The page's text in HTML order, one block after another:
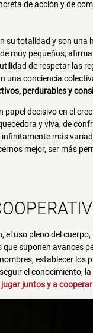
de acción y de
su totalidad y son
muy pequeños,
de respetar las
una conciencia
perdurables y
papel decisivo en el
y viva, de
más
mejor, ser más
uso pleno del
suponen avances
establecer los
el conocimiento,
juntos y a cooperar